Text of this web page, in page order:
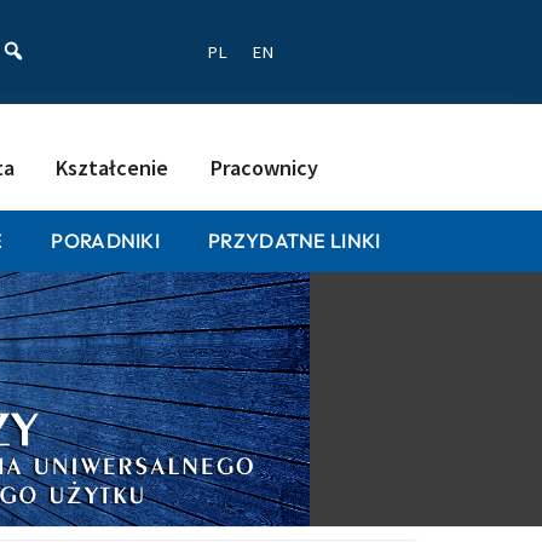
PL EN
Kształcenie Pracownicy
PORADNIKI PRZYDATNE LINKI